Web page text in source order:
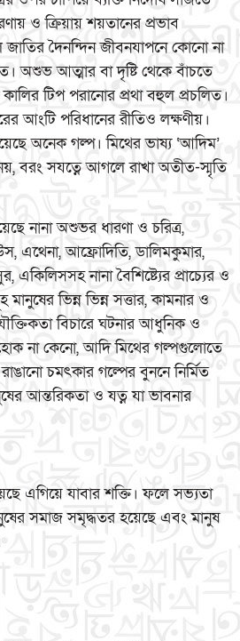
ও ক্রিয়ায় শয়তানের প্রভাব
দৈনন্দিন জীবনযাপনে কোনো না
অশুভ আত্মার বা দৃষ্টি থেকে বাঁচতে
টিপ পরানোর প্রথা বহুল প্রচলিত।
আংটি পরিধানের রীতিও লক্ষণীয়।
অনেক গল্প। মিথের ভাষ্য ‘আদিম’
বরং সযত্নে আগলে রাখা অতীত-স্মৃতি
নানা অশুভর ধারণা ও চরিত্র,
এথেনা, আফ্রোদিতি, ডালিমকুমার,
একিলিসসহ নানা বৈশিষ্ট্যের প্রাচ্যের ও
মানুষের ভিন্ন ভিন্ন সত্তার, কামনার ও
বিচারে ঘটনার আধুনিক ও
হোক না কেনো, আদি মিথের গল্পগুলোতে
চমৎকার গল্পের বুননে নির্মিত
আন্তরিকতা ও যত্ন যা ভাবনার
এগিয়ে যাবার শক্তি। ফলে সভ্যতা
সমাজ সমৃদ্ধতর হয়েছে এবং মানুষ